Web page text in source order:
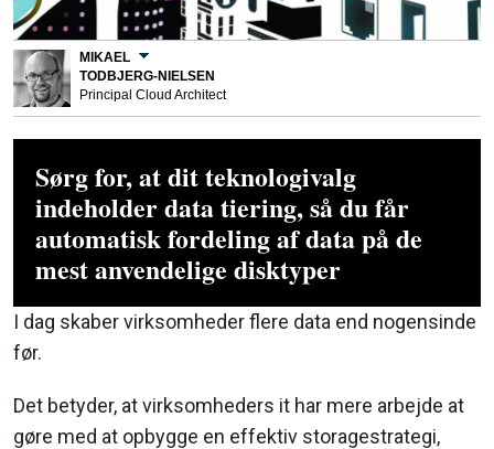
MIKAEL
TODBJERG-NIELSEN
Principal Cloud Architect
Sørg for, at dit teknologivalg
indeholder data tiering, så du får
automatisk fordeling af data på de
mest anvendelige disktyper
I dag skaber virksomheder flere data end nogensinde
før.
Det betyder, at virksomheders it har mere arbejde at
gøre med at opbygge en effektiv storagestrategi,